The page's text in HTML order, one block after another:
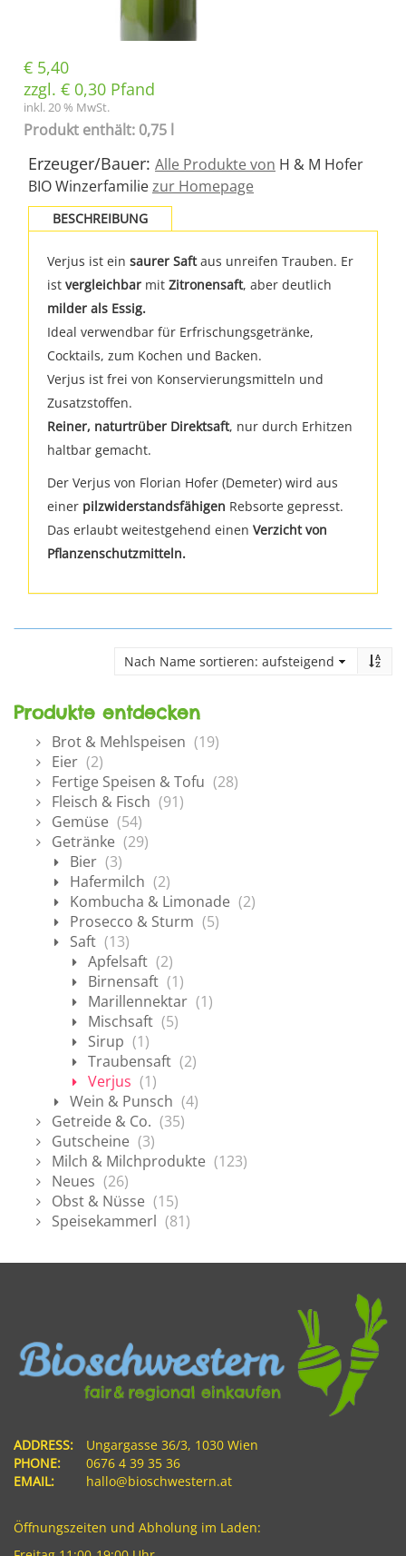
€ 5,40
zzgl. € 0,30 Pfand
inkl. 20 % MwSt.
Produkt enthält: 0,75 l
Erzeuger/Bauer: Alle Produkte von H & M Hofer
BIO Winzerfamiliezur Homepage
BESCHREIBUNG
Verjus ist ein saurer Saftaus unreifen Trauben. Er
ist vergleichbar mit Zitronensaft, aber deutlich
milder als Essig.
Ideal verwendbar für Erfrischungsgetränke,
Cocktails, zum Kochen und Backen.
Verjus ist frei von Konservierungsmitteln und
Zusatzstoffen.
Reiner, naturtrüber Direktsaft, nur durch Erhitzen
haltbar gemacht.
Der Verjus von Florian Hofer (Demeter) wird aus
einer pilzwiderstandsfähigen Rebsorte gepresst.
Das erlaubt weitestgehend einen Verzicht von
Pflanzenschutzmitteln.
Produkte entdecken
Brot & Mehlspeisen (19)
Eier (2)
Fertige Speisen & Tofu (28)
Fleisch & Fisch (91)
Gemüse (54)
Getränke (29)
Bier (3)
Hafermilch (2)
Kombucha & Limonade (2)
Prosecco & Sturm (5)
Saft (13)
Apfelsaft (2)
Birnensaft (1)
Marillennektar (1)
Mischsaft (5)
Sirup (1)
Traubensaft (2)
Verjus (1)
Wein & Punsch (4)
Getreide & Co. (35)
Gutscheine (3)
Milch & Milchprodukte (123)
Neues (26)
Obst & Nüsse (15)
Speisekammerl (81)
ADDRESS:
Ungargasse 36/3, 1030 Wien
PHONE:
0676 4 39 35 36
EMAIL:
hallo@bioschwestern.at
Öffnungszeiten und Abholung im Laden: